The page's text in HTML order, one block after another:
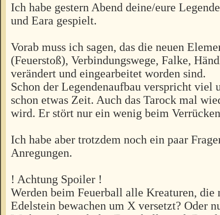
Ich habe gestern Abend deine/eure
und Eara gespielt.
Vorab muss ich sagen, das die neuen
(Feuerstoß), Verbindungswege, Falke,
verändert und eingearbeitet worden sind.
Schon der Legendenaufbau verspricht viel
schon etwas Zeit. Auch das Tarock mal
wird. Er stört nur ein wenig beim
Ich habe aber trotzdem noch ein paar
Anregungen.
! Achtung Spoiler !
Werden beim Feuerball alle Kreaturen, die
Edelstein bewachen um X versetzt? Oder